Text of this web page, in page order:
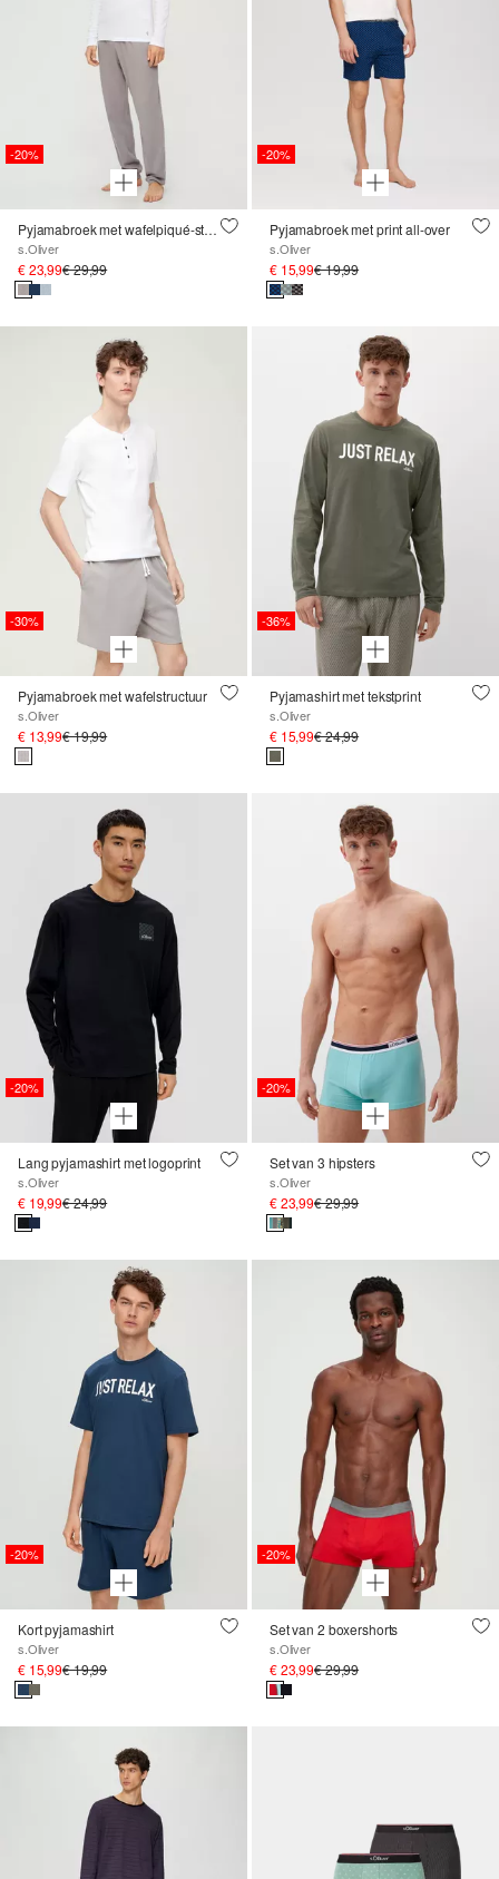
-20%
Pyjamabroek met wafelpiqué-structuur
s.Oliver
€ 23,99€ 29,99
-20%
Pyjamabroek met print all-over
s.Oliver
€ 15,99€ 19,99
-30%
Pyjamabroek met wafelstructuur
s.Oliver
€ 13,99€ 19,99
-36%
Pyjamashirt met tekstprint
s.Oliver
€ 15,99€ 24,99
-20%
Lang pyjamashirt met logoprint
s.Oliver
€ 19,99€ 24,99
-20%
Set van 3 hipsters
s.Oliver
€ 23,99€ 29,99
-20%
Kort pyjamashirt
s.Oliver
€ 15,99€ 19,99
-20%
Set van 2 boxershorts
s.Oliver
€ 23,99€ 29,99